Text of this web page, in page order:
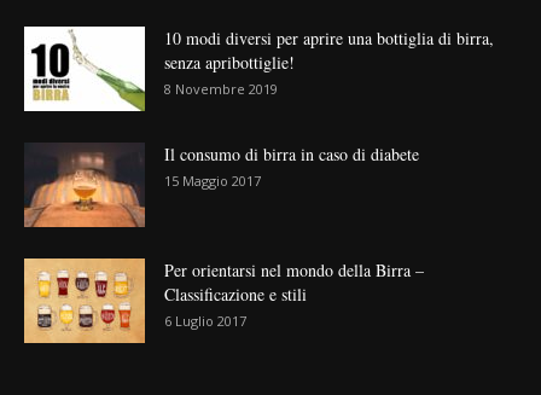
10 modi diversi per aprire una bottiglia di birra,
senza apribottiglie!
8 Novembre 2019
Il consumo di birra in caso di diabete
15 Maggio 2017
Per orientarsi nel mondo della Birra –
Classificazione e stili
6 Luglio 2017